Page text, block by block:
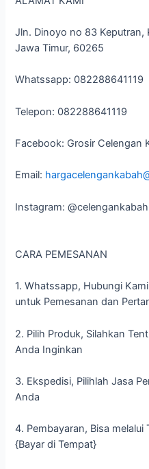
Jln. Dinoyo no 83 Keputran,
Jawa Timur, 60265
Whatssapp: 082288641119
Telepon: 082288641119
Facebook: Grosir Celengan
Email:
Instagram:
CARA PEMESANAN
1. Whatssapp, Hubungi
untuk Pemesanan dan
2. Pilih Produk, Silahkan
Anda Inginkan
3. Ekspedisi, Pilihlah Jasa
Anda
4. Pembayaran, Bisa
{Bayar di Tempat}